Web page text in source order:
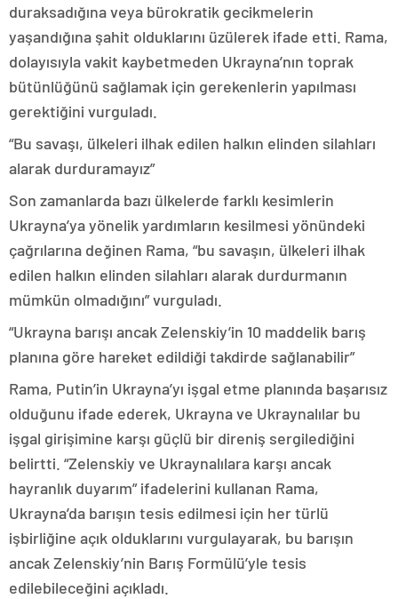
duraksadığına veya bürokratik gecikmelerin
yaşandığına şahit olduklarını üzülerek ifade etti. Rama,
dolayısıyla vakit kaybetmeden Ukrayna’nın toprak
bütünlüğünü sağlamak için gerekenlerin yapılması
gerektiğini vurguladı.
“Bu savaşı, ülkeleri ilhak edilen halkın elinden silahları
alarak durduramayız”
Son zamanlarda bazı ülkelerde farklı kesimlerin
Ukrayna’ya yönelik yardımların kesilmesi yönündeki
çağrılarına değinen Rama, “bu savaşın, ülkeleri ilhak
edilen halkın elinden silahları alarak durdurmanın
mümkün olmadığını” vurguladı.
“Ukrayna barışı ancak Zelenskiy’in 10 maddelik barış
planına göre hareket edildiği takdirde sağlanabilir”
Rama, Putin’in Ukrayna’yı işgal etme planında başarısız
olduğunu ifade ederek, Ukrayna ve Ukraynalılar bu
işgal girişimine karşı güçlü bir direniş sergilediğini
belirtti. “Zelenskiy ve Ukraynalılara karşı ancak
hayranlık duyarım” ifadelerini kullanan Rama,
Ukrayna’da barışın tesis edilmesi için her türlü
işbirliğine açık olduklarını vurgulayarak, bu barışın
ancak Zelenskiy’nin Barış Formülü’yle tesis
edilebileceğini açıkladı.